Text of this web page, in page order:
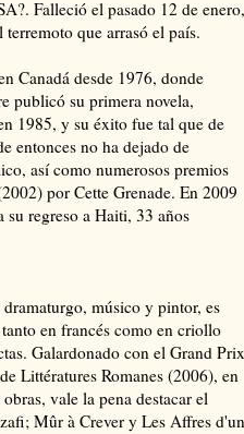
Falleció el pasado 12 de enero,
que arrasó el país.
Canadá desde 1976, donde
publicó su primera novela,
1985, y su éxito fue tal que de
entonces no ha dejado de
así como numerosos premios
por Cette Grenade. En 2009
regreso a Haiti, 33 años
músico y pintor, es
en francés como en criollo
Galardonado con el Grand Prix
Littératures Romanes (2006), en
vale la pena destacar el
Mûr à Crever y Les Affres d'un